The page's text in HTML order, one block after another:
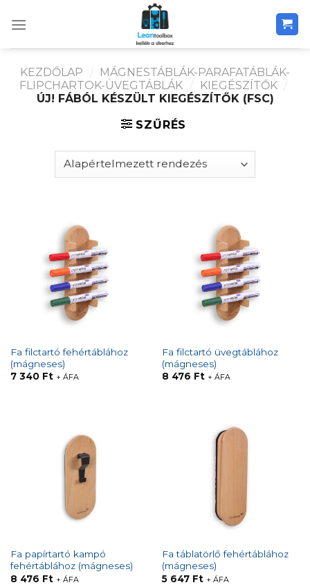
KEZDŐLAP /
MÁGNESTÁBLÁK-PARAFATÁBLÁK-
FLIPCHARTOK-ÜVEGTÁBLÁK / KIEGÉSZÍTŐK /
ÚJ! FÁBÓL KÉSZÜLT KIEGÉSZÍTŐK (FSC)
SZŰRÉS
Fa filctartó fehértáblához
(mágneses)
7 340 Ft + ÁFA
Fa filctartó üvegtáblához
(mágneses)
8 476 Ft + ÁFA
Fa papírtartó kampó
fehértáblához (mágneses)
8 476 Ft + ÁFA
Fa táblatörlő fehértáblához
(mágneses)
5 647 Ft + ÁFA